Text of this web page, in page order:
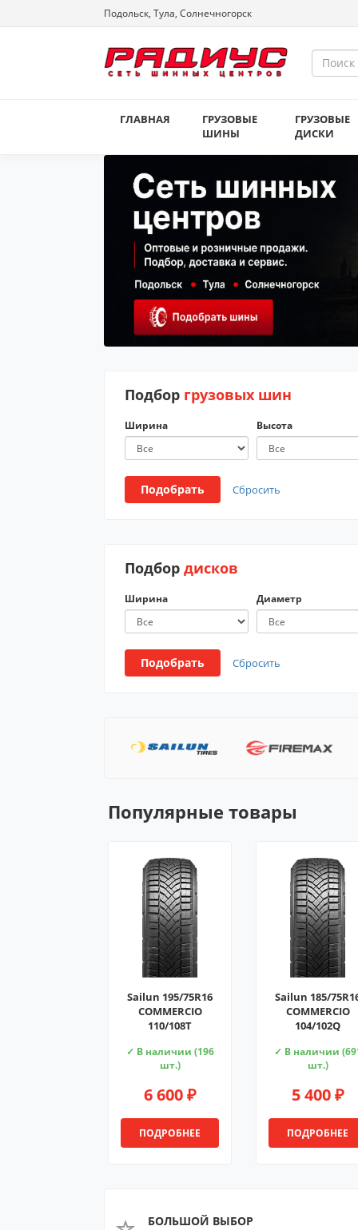
Подольск, Тула, Солнечногорск
ГЛАВНАЯ
ГРУЗОВЫЕ
ШИНЫ
ГРУЗОВЫЕ
ДИСКИ
Подбор грузовых шин
Ширина Высота
Подобрать Сбросить
Подбор дисков
Ширина Диаметр
Подобрать Сбросить
Популярные товары
Sailun 195/75R16
COMMERCIO
110/108T
✓ В наличии (196
шт.)
6 600 ₽
ПОДРОБНЕЕ
Sailun 185/
COMMERCIO
104/102Q
✓ В наличии
шт.)
5 400 ₽
ПОДРОБНЕЕ
БОЛЬШОЙ ВЫБОР